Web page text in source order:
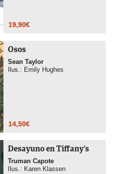
19,90€
Osos
Sean Taylor
Ilus.: Emily Hughes
14,50€
Desayuno en Tiffany’s
Truman Capote
Ilus.: Karen Klassen